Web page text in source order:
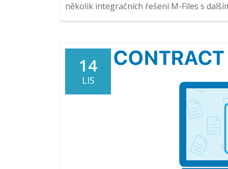
několik integračních řešení M-Files s
14
LIS